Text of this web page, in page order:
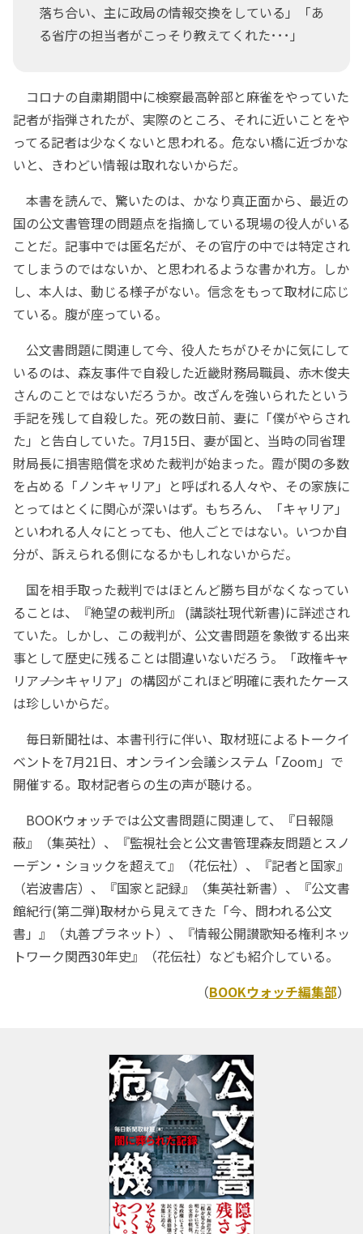
落ち合い、主に政局の情報交換をしている」「あ
る省庁の担当者がこっそり教えてくれた･･･」
コロナの自粛期間中に検察最高幹部と麻雀をやっていた
記者が指弾されたが、実際のところ、それに近いことをや
ってる記者は少なくないと思われる。危ない橋に近づかな
いと、きわどい情報は取れないからだ。
本書を読んで、驚いたのは、かなり真正面から、最近の
国の公文書管理の問題点を指摘している現場の役人がいる
ことだ。記事中では匿名だが、その官庁の中では特定され
てしまうのではないか、と思われるような書かれ方。しか
し、本人は、動じる様子がない。信念をもって取材に応じ
ている。腹が座っている。
公文書問題に関連して今、役人たちがひそかに気にして
いるのは、森友事件で自殺した近畿財務局職員、赤木俊夫
さんのことではないだろうか。改ざんを強いられたという
手記を残して自殺した。死の数日前、妻に「僕がやらされ
た」と告白していた。7月15日、妻が国と、当時の同省理
財局長に損害賠償を求めた裁判が始まった。霞が関の多数
を占める「ノンキャリア」と呼ばれる人々や、その家族に
とってはとくに関心が深いはず。もちろん、「キャリア」
といわれる人々にとっても、他人ごとではない。いつか自
分が、訴えられる側になるかもしれないからだ。
国を相手取った裁判ではほとんど勝ち目がなくなってい
ることは、『絶望の裁判所』 (講談社現代新書)に詳述され
ていた。しかし、この裁判が、公文書問題を象徴する出来
事として歴史に残ることは間違いないだろう。「政権――キャ
リア――ノンキャリア」の構図がこれほど明確に表れたケース
は珍しいからだ。
毎日新聞社は、本書刊行に伴い、取材班によるトークイ
ベントを7月21日、オンライン会議システム「Zoom」で
開催する。取材記者らの生の声が聴ける。
BOOKウォッチでは公文書問題に関連して、『日報隠
蔽』（集英社）、『監視社会と公文書管理――森友問題とスノ
ーデン・ショックを超えて』（花伝社）、『記者と国家』
（岩波書店）、『国家と記録』（集英社新書）、『公文書
館紀行(第二弾)――取材から見えてきた「今、問われる公文
書」』（丸善プラネット）、『情報公開讃歌――知る権利ネッ
トワーク関西30年史』（花伝社）なども紹介している。
（BOOKウォッチ編集部）